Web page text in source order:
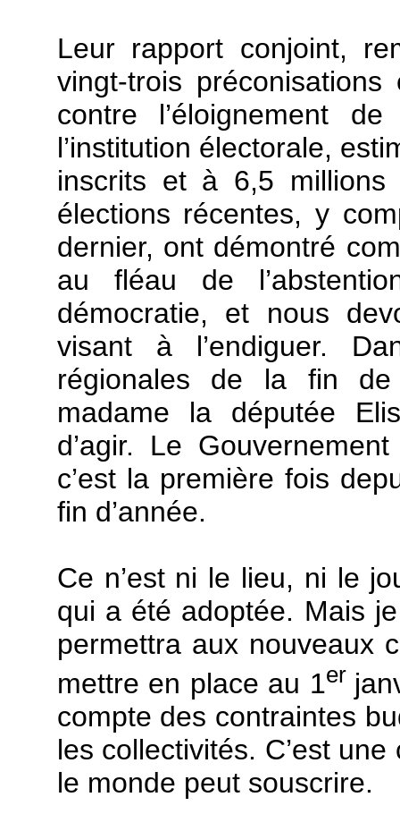
Leur rapport conjoint,
vingt-trois
contre l’éloignement
l’institution électorale,
inscrits et à 6,5 millions
élections récentes, y
dernier, ont démontré
au fléau de
démocratie, et nous
visant à l’endiguer.
régionales de la fin de
madame la députée
d’agir. Le
c’est la première fois
fin d’année.
Ce n’est ni le lieu, ni le
qui a été adoptée. Mais
permettra aux nouveaux
mettre en place au 1er
compte des contraintes
les collectivités. C’est
le monde peut souscrire.